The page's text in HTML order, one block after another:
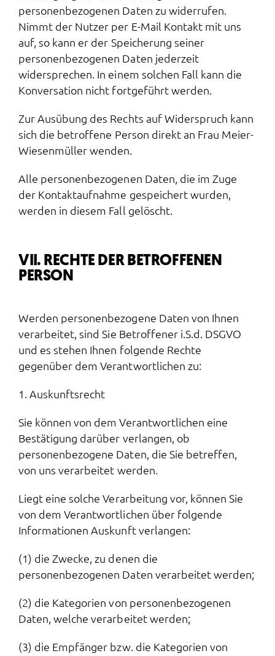
personenbezogenen Daten zu widerrufen.
Nimmt der Nutzer per E-Mail Kontakt mit uns
auf, so kann er der Speicherung seiner
personenbezogenen Daten jederzeit
widersprechen. In einem solchen Fall kann die
Konversation nicht fortgeführt werden.
Zur Ausübung des Rechts auf Widerspruch kann
sich die betroffene Person direkt an Frau Meier-
Wiesenmüller wenden.
Alle personenbezogenen Daten, die im Zuge
der Kontaktaufnahme gespeichert wurden,
werden in diesem Fall gelöscht.
VII. RECHTE DER BETROFFENEN
PERSON
Werden personenbezogene Daten von Ihnen
verarbeitet, sind Sie Betroffener i.S.d. DSGVO
und es stehen Ihnen folgende Rechte
gegenüber dem Verantwortlichen zu:
1. Auskunftsrecht
Sie können von dem Verantwortlichen eine
Bestätigung darüber verlangen, ob
personenbezogene Daten, die Sie betreffen,
von uns verarbeitet werden.
Liegt eine solche Verarbeitung vor, können Sie
von dem Verantwortlichen über folgende
Informationen Auskunft verlangen:
(1) die Zwecke, zu denen die
personenbezogenen Daten verarbeitet werden;
(2) die Kategorien von personenbezogenen
Daten, welche verarbeitet werden;
(3) die Empfänger bzw. die Kategorien von